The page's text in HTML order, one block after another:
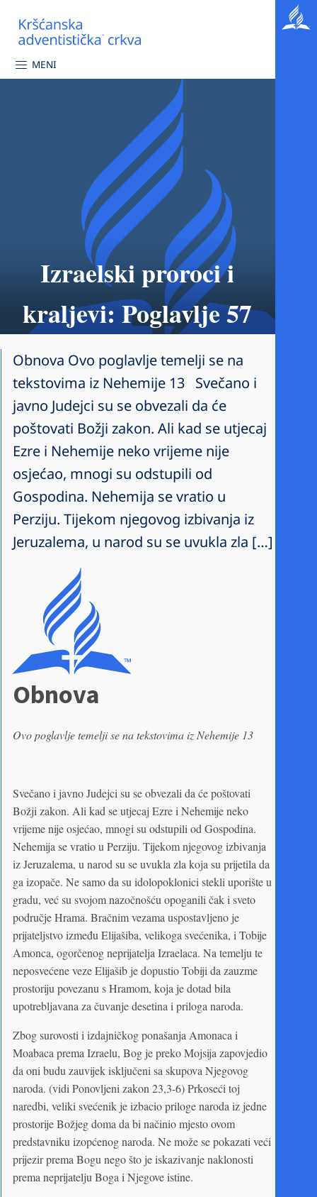
MENI
Izraelski proroci i
kraljevi: Poglavlje 57
Obnova Ovo poglavlje temelji se na
tekstovima iz Nehemije 13 Svečano i
javno Judejci su se obvezali da će
poštovati Božji zakon. Ali kad se utjecaj
Ezre i Nehemije neko vrijeme nije
osjećao, mnogi su odstupili od
Gospodina. Nehemija se vratio u
Perziju. Tijekom njegovog izbivanja iz
Jeruzalema, u narod su se uvukla zla […]
Obnova
Ovo poglavlje temelji se na tekstovima iz Nehemije 13
Svečano i javno Judejci su se obvezali da će poštovati
Božji zakon. Ali kad se utjecaj Ezre i Nehemije neko
vrijeme nije osjećao, mnogi su odstupili od Gospodina.
Nehemija se vratio u Perziju. Tijekom njegovog izbivanja
iz Jeruzalema, u narod su se uvukla zla koja su prijetila da
ga izopače. Ne samo da su idolopoklonici stekli uporište u
gradu, već su svojom nazočnošću opoganili čak i sveto
područje Hrama. Bračnim vezama uspostavljeno je
prijateljstvo između Elijašiba, velikoga svećenika, i Tobije
Amonca, ogorčenog neprijatelja Izraelaca. Na temelju te
neposvećene veze Elijašib je dopustio Tobiji da zauzme
prostoriju povezanu s Hramom, koja je dotad bila
upotrebljavana za čuvanje desetina i priloga naroda.
Zbog surovosti i izdajničkog ponašanja Amonaca i
Moabaca prema Izraelu, Bog je preko Mojsija zapovjedio
da oni budu zauvijek isključeni sa skupova Njegovog
naroda. (vidi Ponovljeni zakon 23,3-6) Prkoseći toj
naredbi, veliki svećenik je izbacio priloge naroda iz jedne
prostorije Božjeg doma da bi načinio mjesto ovom
predstavniku izopćenog naroda. Ne može se pokazati veći
prijezir prema Bogu nego što je iskazivanje naklonosti
prema neprijatelju Boga i Njegove istine.